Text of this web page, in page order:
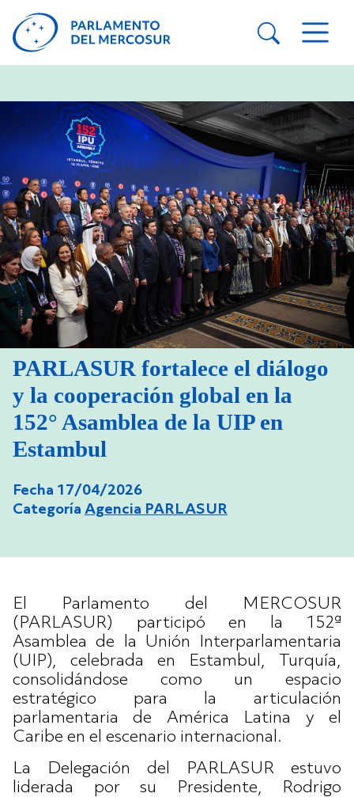
PARLASUR fortalece el diálogo
y la cooperación global en la
152° Asamblea de la UIP en
Estambul
Fecha 17/04/2026
Categoría Agencia PARLASUR
El Parlamento del MERCOSUR
(PARLASUR) participó en la 152ª
Asamblea de la Unión Interparlamentaria
(UIP), celebrada en Estambul, Turquía,
consolidándose como un espacio
estratégico para la articulación
parlamentaria de América Latina y el
Caribe en el escenario internacional.
La Delegación del PARLASUR estuvo
liderada por su Presidente, Rodrigo